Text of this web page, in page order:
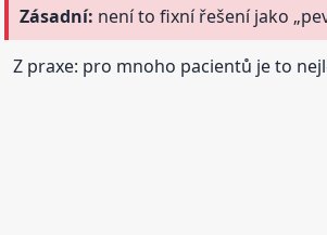
Zásadní: není to fixní řešení jako
Z praxe: pro mnoho pacientů je to